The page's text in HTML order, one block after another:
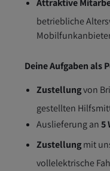
betriebliche
Deine Aufgaben als
Zustellungvon
gestellten
Auslieferung an5
Zustellungmit
vollelektrische